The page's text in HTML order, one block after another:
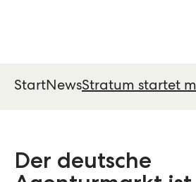
StartNewsStratum startet
Der deutsche